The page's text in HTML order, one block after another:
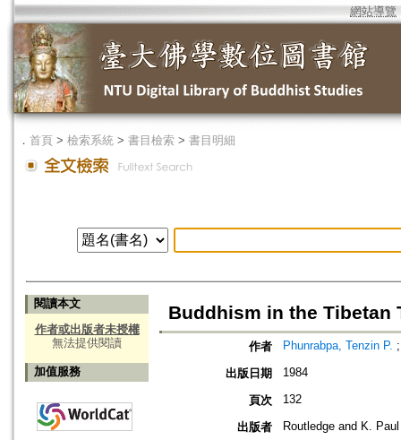
網站導覽
． 首頁 > 檢索系統 > 書目檢索 > 書目明細
閱讀本文
作者或出版者未授權
無法提供閱讀
加值服務
Buddhism in the Tibetan
作者 Phunrabpa, Tenzin P.
出版日期 1984
頁次 132
出版者 Routledge and K. Paul